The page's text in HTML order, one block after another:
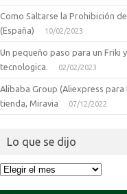
Como Saltarse la Prohibición
(España)
10/02/2023
Un pequeño paso para un Friki y
tecnologica.
02/02/2023
Alibaba Group (Aliexpress para
tienda, Miravia
07/12/2022
Lo que se dijo
Lo